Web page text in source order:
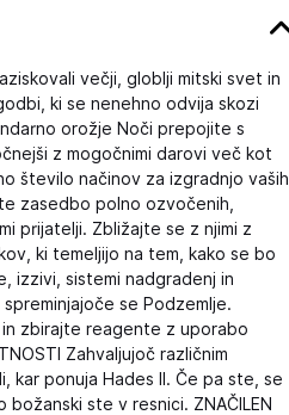
večji, globlji mitski svet in
ki se nenehno odvija skozi
orožje Noči prepojite s
z mogočnimi darovi več kot
število načinov za izgradnjo vaših
zasedbo polno ozvočenih,
prijatelji. Zbližajte se z njimi z
ki temeljijo na tem, kako se bo
izzivi, sistemi nadgradenj in
se Podzemlje.
zbirajte reagente z uporabo
Zahvaljujoč različnim
kar ponuja Hades II. Če pa ste, se
ste v resnici. ZNAČILEN